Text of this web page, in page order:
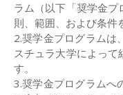
ラム（以下「奨学金
則、範囲、および条件
2.奨学金プログラムは
スチュラ大学によって
す。
3.奨学金プログラムへ